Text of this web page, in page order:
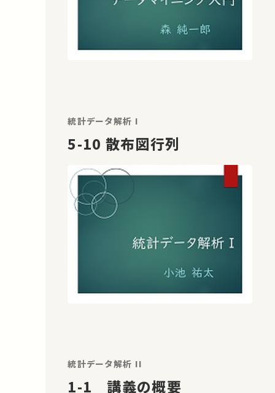
統計データ解析 I
5-10 散布図行列
統計データ解析 II
1-1 講義の概要